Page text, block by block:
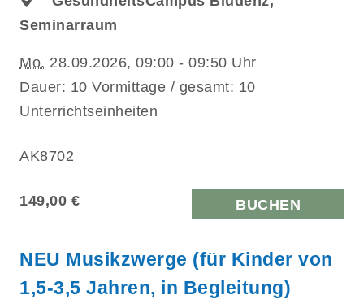
Seminarraum
Mo. 28.09.2026, 09:00 - 09:50 Uhr
Dauer: 10 Vormittage / gesamt: 10
Unterrichtseinheiten
AK8702
149,00 € BUCHEN
NEU Musikzwerge (für Kinder von
1,5-3,5 Jahren, in Begleitung)